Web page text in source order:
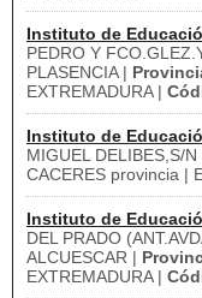
Instituto de
PEDRO Y
PLASENCIA |
EXTREMADURA |
Instituto de
MIGUEL DELIBES,S/N
CACERES provincia |
Instituto de
DEL PRADO
ALCUESCAR |
EXTREMADURA |